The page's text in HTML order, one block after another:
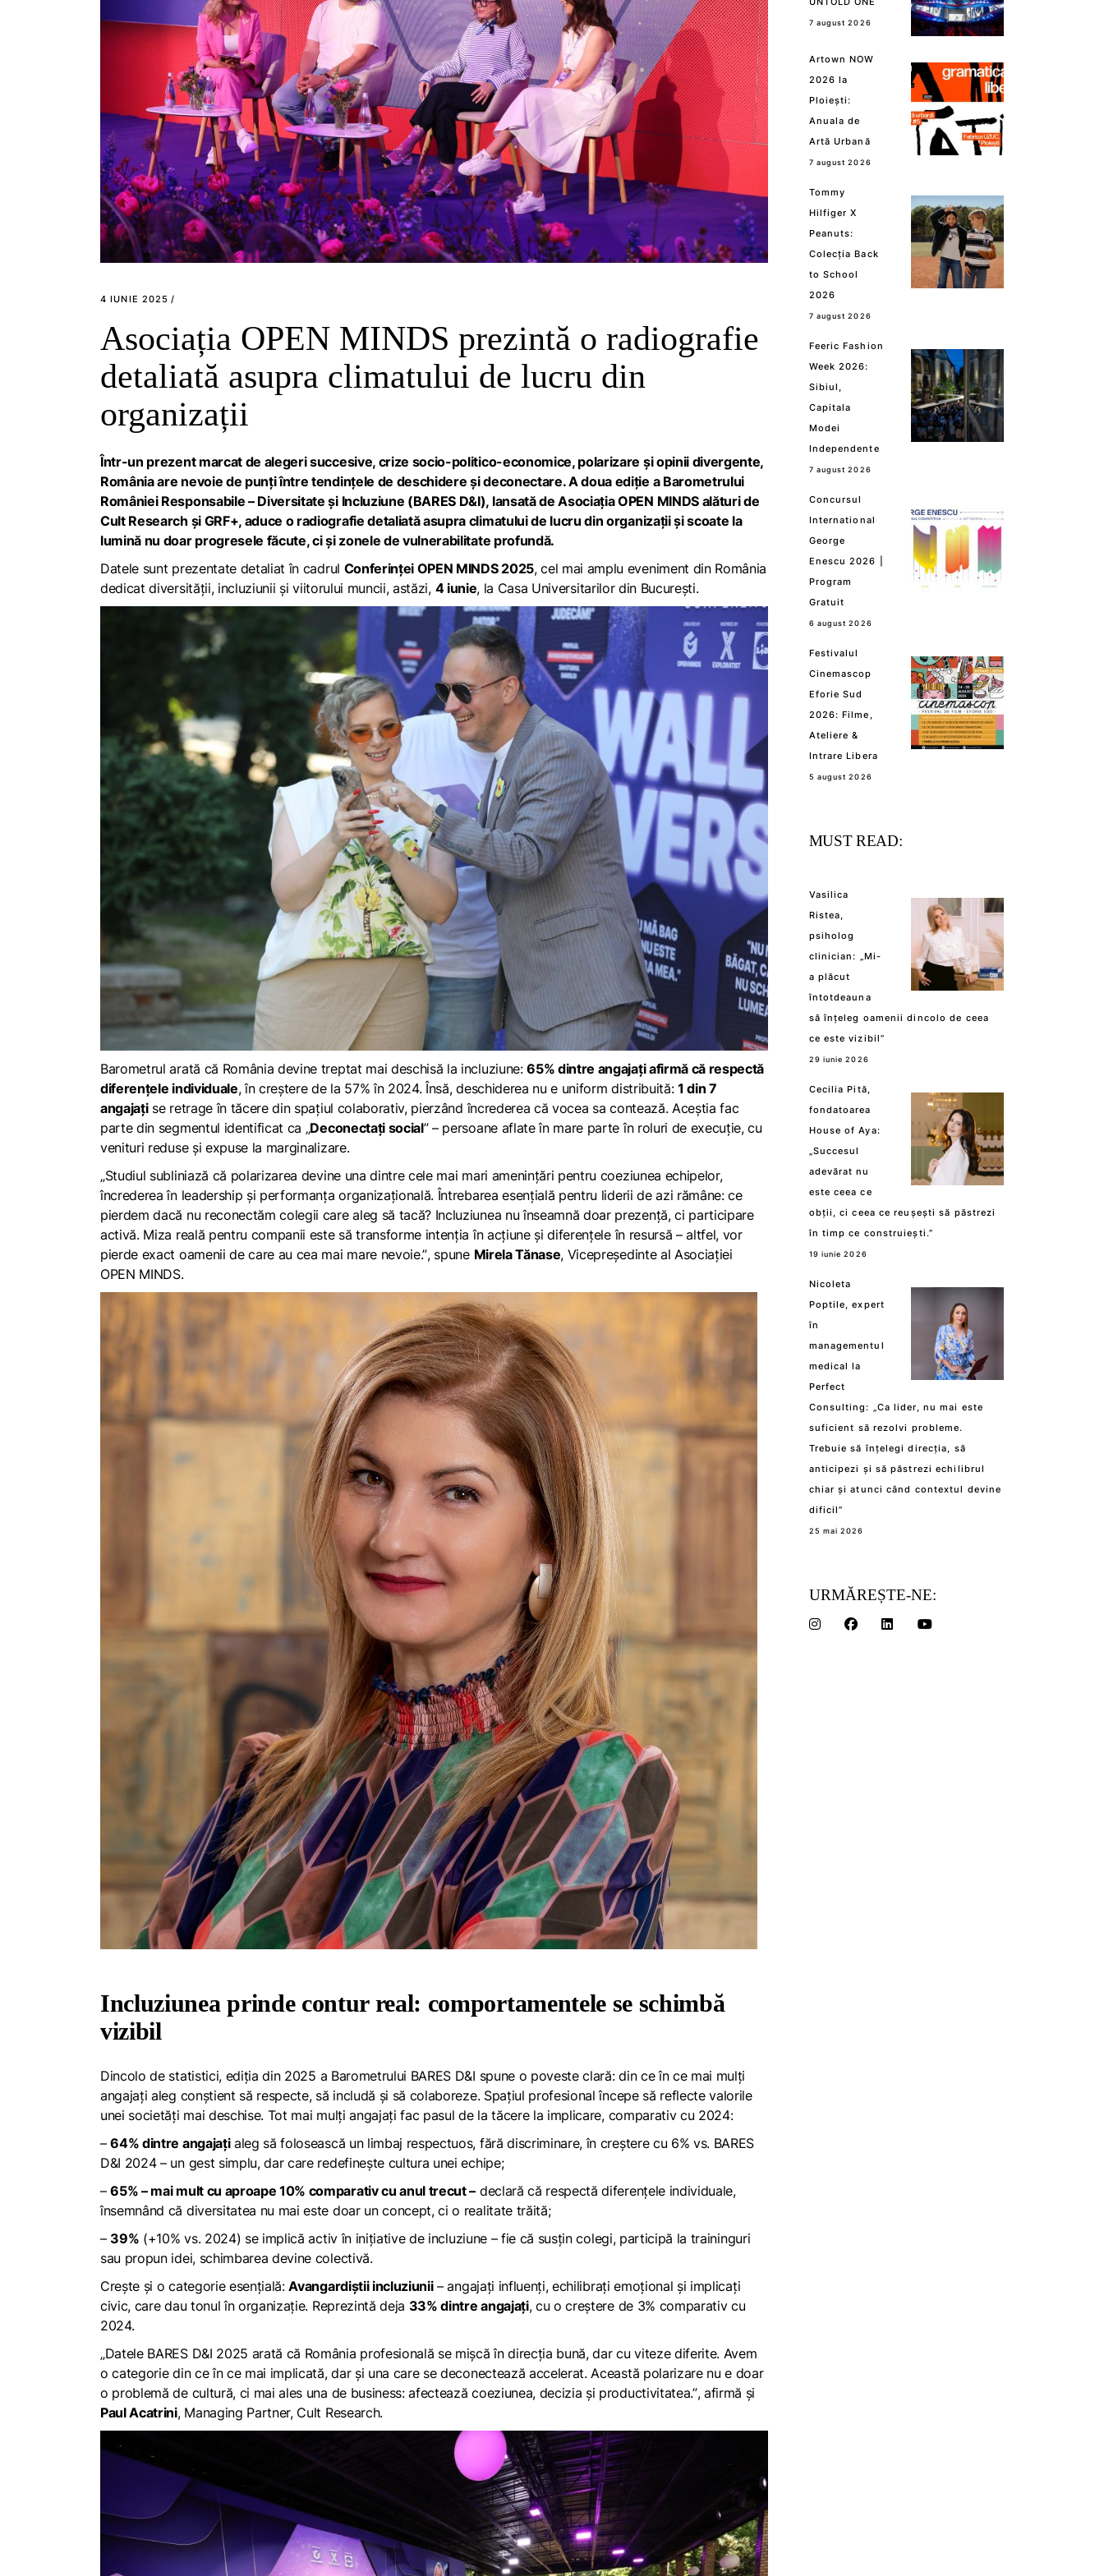
4 IUNIE 2025
Asociația OPEN MINDS prezintă o radiografie
detaliată asupra climatului de lucru din
organizații
Într-un prezent marcat de alegeri succesive, crize socio-politico-economice, polarizare și opinii divergente,
România are nevoie de punți între tendințele de deschidere și deconectare. A doua ediție a Barometrului
României Responsabile – Diversitate și Incluziune (BARES D&I), lansată de Asociația OPEN MINDS alături de
Cult Research și GRF+, aduce o radiografie detaliată asupra climatului de lucru din organizații și scoate la
lumină nu doar progresele făcute, ci și zonele de vulnerabilitate profundă.
Datele sunt prezentate detaliat în cadrul Conferinței OPEN MINDS 2025, cel mai amplu eveniment din România
dedicat diversității, incluziunii și viitorului muncii, astăzi, 4 iunie, la Casa Universitarilor din București.
Barometrul arată că România devine treptat mai deschisă la incluziune:65% dintre angajați afirmă că respectă
diferențele individuale, în creștere de la 57% în 2024. Însă, deschiderea nu e uniform distribuită:1 din 7
angajațise retrage în tăcere din spațiul colaborativ, pierzând încrederea că vocea sa contează. Aceștia fac
parte din segmentul identificat ca „Deconectați social” – persoane aflate în mare parte în roluri de execuție, cu
venituri reduse și expuse la marginalizare.
„Studiul subliniază că polarizarea devine una dintre cele mai mari amenințări pentru coeziunea echipelor,
încrederea în leadership și performanța organizațională. Întrebarea esențială pentru liderii de azi rămâne: ce
pierdem dacă nu reconectăm colegii care aleg să tacă? Incluziunea nu înseamnă doar prezență, ci participare
activă. Miza reală pentru companii este să transforme intenția în acțiune și diferențele în resursă – altfel, vor
pierde exact oamenii de care au cea mai mare nevoie.”, spune Mirela Tănase, Vicepreședinte al Asociației
OPEN MINDS.
Incluziunea prinde contur real: comportamentele se schimbă
vizibil
Dincolo de statistici, ediția din 2025 a Barometrului BARES D&I spune o poveste clară: din ce în ce mai mulți
angajați aleg conștient să respecte, să includă și să colaboreze. Spațiul profesional începe să reflecte valorile
unei societăți mai deschise. Tot mai mulți angajați fac pasul de la tăcere la implicare, comparativ cu 2024:
–64% dintre angajațialeg să folosească un limbaj respectuos, fără discriminare, în creștere cu 6% vs. BARES
D&I 2024 – un gest simplu, dar care redefinește cultura unei echipe;
–65% – mai mult cu aproape 10% comparativ cu anul trecut – declară că respectă diferențele individuale,
însemnând că diversitatea nu mai este doar un concept, ci o realitate trăită;
– 39% (+10% vs. 2024) se implică activ în inițiative de incluziune – fie că susțin colegi, participă la traininguri
sau propun idei, schimbarea devine colectivă.
Crește și o categorie esențială:Avangardiștii incluziunii– angajați influenți, echilibrați emoțional și implicați
civic, care dau tonul în organizație. Reprezintă deja 33% dintre angajați, cu o creștere de 3% comparativ cu
2024.
„Datele BARES D&I 2025 arată că România profesională se mișcă în direcția bună, dar cu viteze diferite. Avem
o categorie din ce în ce mai implicată, dar și una care se deconectează accelerat. Această polarizare nu e doar
o problemă de cultură, ci mai ales una de business: afectează coeziunea, decizia și productivitatea.”, afirmă și
Paul Acatrini, Managing Partner, Cult Research.
7 august 2026
Artown NOW
2026 la
Ploiești:
Anuala de
Artă Urbană
7 august 2026
Tommy
Hilfiger X
Peanuts:
Colecția Back
to School
2026
7 august 2026
Feeric Fashion
Week 2026:
Sibiul,
Capitala
Modei
Independente
7 august 2026
Concursul
International
George
Enescu 2026 |
Program
Gratuit
6 august 2026
Festivalul
Cinemascop
Eforie Sud
2026: Filme,
Ateliere &
Intrare Libera
5 august 2026
MUST READ:
Vasilica
Ristea,
psiholog
clinician: „Mi-
a plăcut
întotdeauna
să înțeleg oamenii dincolo de ceea
ce este vizibil”
29 iunie 2026
Cecilia Pită,
fondatoarea
House of Aya:
„Succesul
adevărat nu
este ceea ce
obții, ci ceea ce reușești să păstrezi
în timp ce construiești.”
19 iunie 2026
Nicoleta
Poptile, expert
în
managementul
medical la
Perfect
Consulting: „Ca lider, nu mai este
suficient să rezolvi probleme.
Trebuie să înțelegi direcția, să
anticipezi și să păstrezi echilibrul
chiar și atunci când contextul devine
dificil”
25 mai 2026
URMĂREȘTE-NE: